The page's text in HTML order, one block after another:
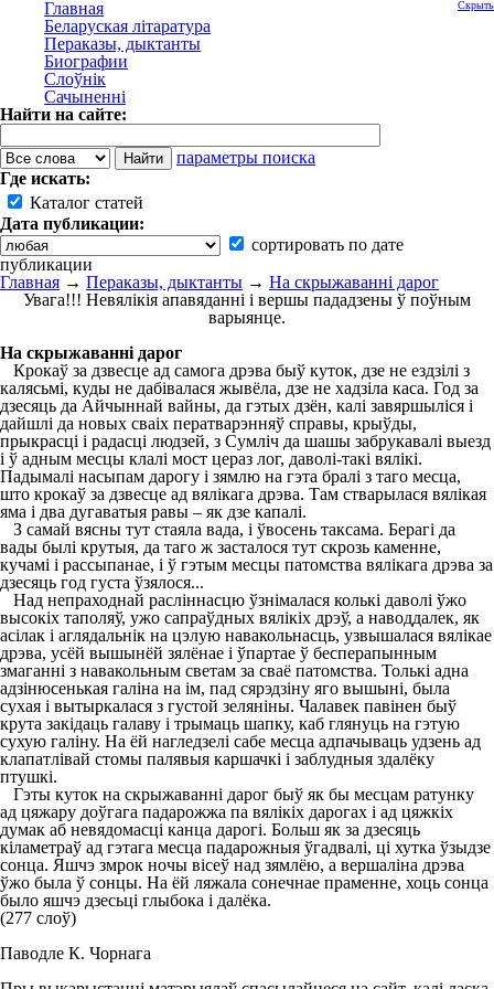
Главная
Беларуская літаратура
Пераказы, дыктанты
Биографии
Слоўнік
Сачыненні
Найти на сайте:
параметры поиска
Где искать:
Каталог статей
Дата публикации:
сортировать по дате
публикации
Скрыть
Главная → Пераказы, дыктанты → На скрыжаванні дарог
Увага!!! Невялікія апавяданні і вершы пададзены ў поўным
варыянце.
На скрыжаванні дарог
Крокаў за дзвесце ад самога дрэва быў куток, дзе не ездзілі з
калясьмі, куды не дабівалася жывёла, дзе не хадзіла каса. Год за
дзесяць да Айчыннай вайны, да гэтых дзён, калі завяршыліся і
дайшлі да новых сваіх ператварэнняў справы, крыўды,
прыкрасці і радасці людзей, з Сумліч да шашы забрукавалі выезд
і ў адным месцы клалі мост цераз лог, даволі-такі вялікі.
Падымалі насыпам дарогу і зямлю на гэта бралі з таго месца,
што крокаў за дзвесце ад вялікага дрэва. Там стварылася вялікая
яма і два дугаватыя равы – як дзе капалі.
З самай вясны тут стаяла вада, і ўвосень таксама. Берагі да
вады былі крутыя, да таго ж засталося тут скрозь каменне,
кучамі і рассыпанае, і ў гэтым месцы патомства вялікага дрэва за
дзесяць год густа ўзялося...
Над непраходнай расліннасцю ўзнімалася колькі даволі ўжо
высокіх таполяў, ужо сапраўдных вялікіх дрэў, а наводдалек, як
асілак і аглядальнік на цэлую навакольнасць, узвышалася вялікае
дрэва, усёй вышынёй зялёнае і ўпартае ў бесперапынным
змаганні з навакольным светам за сваё патомства. Толькі адна
адзінюсенькая галіна на ім, пад сярэдзіну яго вышыні, была
сухая і вытыркалася з густой зеляніны. Чалавек павінен быў
крута закідаць галаву і трымаць шапку, каб глянуць на гэтую
сухую галіну. На ёй нагледзелі сабе месца адпачываць удзень ад
клапатлівай стомы палявыя каршачкі і заблудныя здалёку
птушкі.
Гэты куток на скрыжаванні дарог быў як бы месцам ратунку
ад цяжару доўгага падарожжа па вялікіх дарогах і ад цяжкіх
думак аб невядомасці канца дарогі. Больш як за дзесяць
кіламетраў ад гэтага месца падарожныя ўгадвалі, ці хутка ўзыдзе
сонца. Яшчэ змрок ночы вісеў над зямлёю, а вершаліна дрэва
ўжо была ў сонцы. На ёй ляжала сонечнае праменне, хоць сонца
было яшчэ дзесьці глыбока і далёка.
(277 слоў)
Паводле К. Чорнага